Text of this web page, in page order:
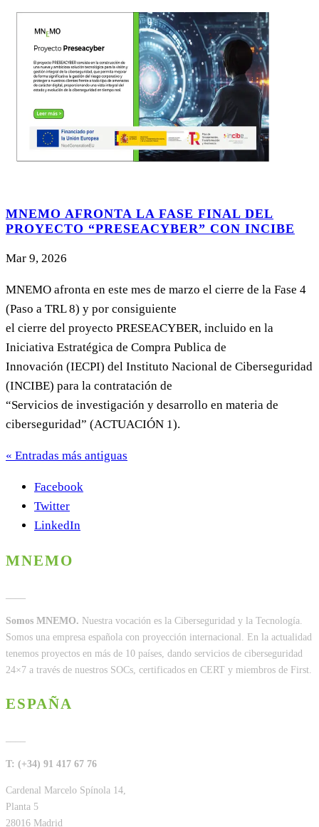
MNEMO AFRONTA LA FASE FINAL DEL
PROYECTO “PRESEACYBER” CON INCIBE
Mar 9, 2026
MNEMO afronta en este mes de marzo el cierre de la Fase 4
(Paso a TRL 8) y por consiguiente
el cierre del proyecto PRESEACYBER, incluido en la
Iniciativa Estratégica de Compra Publica de
Innovación (IECPI) del Instituto Nacional de Ciberseguridad
(INCIBE) para la contratación de
“Servicios de investigación y desarrollo en materia de
ciberseguridad” (ACTUACIÓN 1).
« Entradas más antiguas
Facebook
Twitter
LinkedIn
MNEMO
Somos MNEMO. Nuestra vocación es la Ciberseguridad y la Tecnología.
Somos una empresa española con proyección internacional. En la actualidad
tenemos proyectos en más de 10 países, dando servicios de ciberseguridad
24×7 a través de nuestros SOCs, certificados en CERT y miembros de First.
ESPAÑA
T: (+34) 91 417 67 76
Cardenal Marcelo Spínola 14,
Planta 5
28016 Madrid